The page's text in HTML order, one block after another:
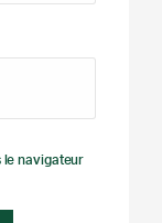
le navigateur